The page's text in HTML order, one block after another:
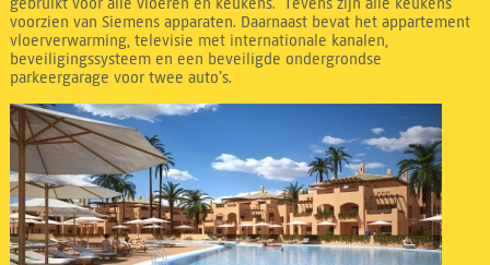
voorzien van Siemens apparaten. Daarnaast bevat het appartement
vloerverwarming, televisie met internationale kanalen,
beveiligingssysteem en een beveiligde ondergrondse
parkeergarage voor twee auto’s.